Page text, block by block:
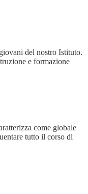
del nostro Istituto.
e formazione
come globale
tutto il corso di